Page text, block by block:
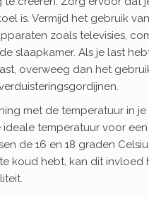
is. Vermijd het gebruik van
zoals televisies,
slaapkamer. Als je last
overweeg dan het
met de temperatuur in je
ideale temperatuur voor
de 16 en 18 graden
koud hebt, kan dit invloed